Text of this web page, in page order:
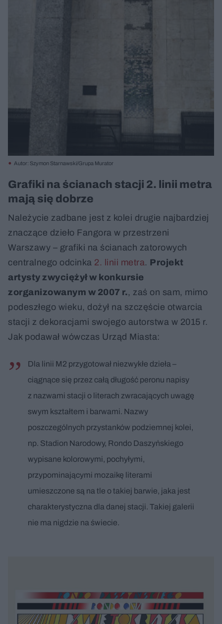
Autor: Szymon Starnawski/Grupa Murator
Grafiki na ścianach stacji 2. linii metra
mają się dobrze
Należycie zadbane jest z kolei drugie najbardziej
znaczące dzieło Fangora w przestrzeni
Warszawy – grafiki na ścianach zatorowych
centralnego odcinka 2. linii metra. Projekt
artysty zwyciężył w konkursie
zorganizowanym w 2007 r., zaś on sam, mimo
podeszłego wieku, dożył na szczęście otwarcia
stacji z dekoracjami swojego autorstwa w 2015 r.
Jak podawał wówczas Urząd Miasta:
Dla linii M2 przygotował niezwykłe dzieła –
ciągnące się przez całą długość peronu napisy
z nazwami stacji o literach zwracających uwagę
swym kształtem i barwami. Nazwy
poszczególnych przystanków podziemnej kolei,
np. Stadion Narodowy, Rondo Daszyńskiego
wypisane kolorowymi, pochyłymi,
przypominającymi mozaikę literami
umieszczone są na tle o takiej barwie, jaka jest
charakterystyczna dla danej stacji. Takiej galerii
nie ma nigdzie na świecie.